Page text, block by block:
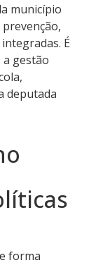
município
É
gestão
deputada
forma